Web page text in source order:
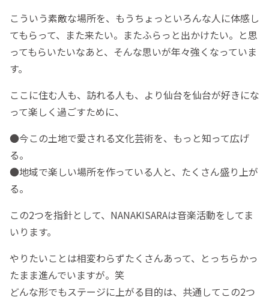
こういう素敵な場所を、もうちょっといろんな人に体感し
てもらって、また来たい。またふらっと出かけたい。と思
ってもらいたいなあと、そんな思いが年々強くなっていま
す。
ここに住む人も、訪れる人も、より仙台を仙台が好きにな
って楽しく過ごすために、
●今この土地で愛される文化芸術を、もっと知って広げ
る。
●地域で楽しい場所を作っている人と、たくさん盛り上が
る。
この2つを指針として、NANAKISARAは音楽活動をしてま
いります。
やりたいことは相変わらずたくさんあって、とっちらかっ
たまま進んでいますが。笑
どんな形でもステージに上がる目的は、共通してこの2つ